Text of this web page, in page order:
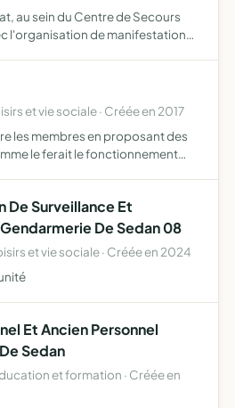
au sein du Centre de Secours
l'organisation de manifestations
et vie sociale · Créée en 2017
les membres en proposant des
le ferait le fonctionnement
De Surveillance Et
De Sedan 08
et vie sociale · Créée en 2024
Et Ancien Personnel
Sedan
et formation · Créée en